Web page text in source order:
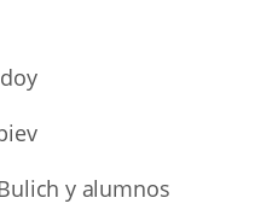
y alumnos